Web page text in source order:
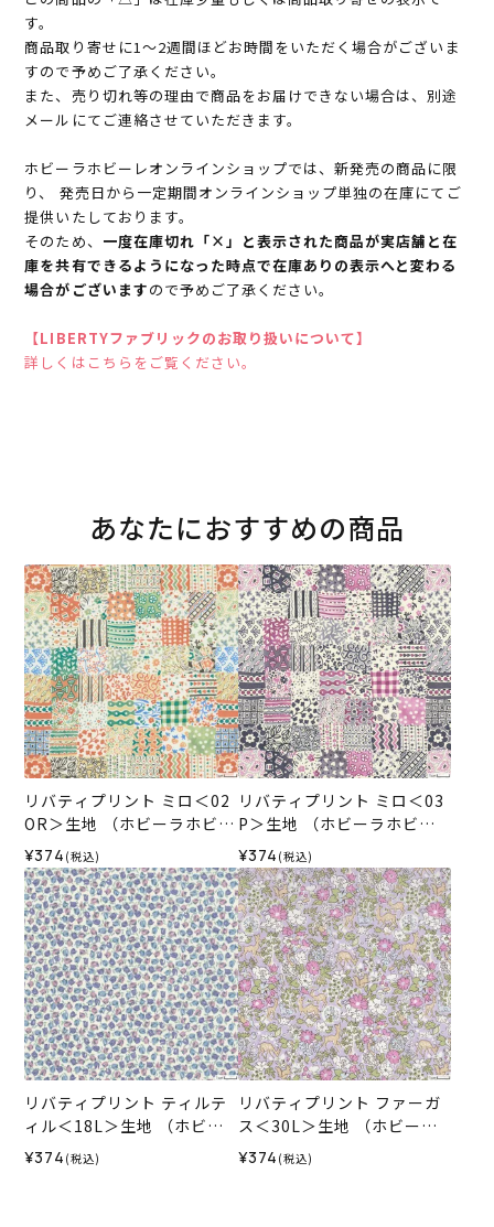
す。
商品取り寄せに1～2週間ほどお時間をいただく場合がございま
すので予めご了承ください。
また、売り切れ等の理由で商品をお届けできない場合は、別途
メールにてご連絡させていただきます。
ホビーラホビーレオンラインショップでは、新発売の商品に限
り、 発売日から一定期間オンラインショップ単独の在庫にてご
提供いたしております。
そのため、 一度在庫切れ「×」と表示された商品が実店舗と在
庫を共有できるようになった時点で在庫ありの表示へと変わる
場合がございますので予めご了承ください。
【LIBERTYファブリックのお取り扱いについて】
詳しくはこちらをご覧ください。
あなたにおすすめの商品
リバティプリント ミロ＜02
OR＞生地 （ホビーラホビー
レオリジナル）2026SS
¥374 (税込)
リバティプリント ミロ＜03
P＞生地 （ホビーラホビー
レオリジナル）2026SS
¥374 (税込)
リバティプリント ティルテ
ィル＜18L＞生地 （ホビー
ラホビーレオリジナル）202
¥374 (税込)
リバティプリント ファーガ
ス＜30L＞生地 （ホビーラ
ホビーレオリジナル）2026
¥374 (税込)